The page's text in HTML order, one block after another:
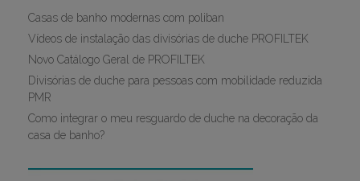
Casas de banho modernas com poliban
Vídeos de instalação das divisórias de duche PROFILTEK
Novo Catálogo Geral de PROFILTEK
Divisórias de duche para pessoas com mobilidade reduzida
PMR
Como integrar o meu resguardo de duche na decoração da
casa de banho?